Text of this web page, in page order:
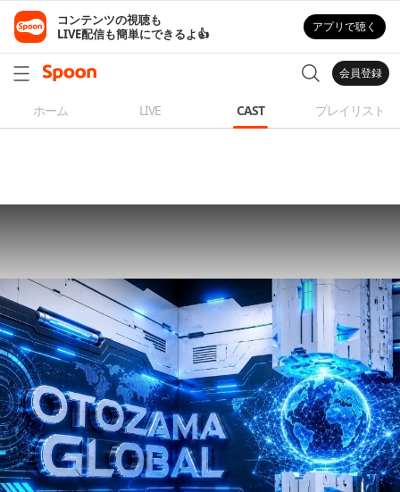
コンテンツの視聴も
LIVE配信も簡単にできるよ👍
アプリで聴く
会員登録
ホーム LIVE CAST プレイリスト